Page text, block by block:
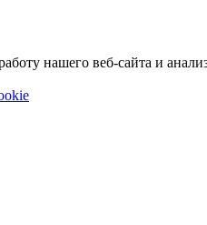
нашего веб-сайта и